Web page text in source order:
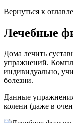
Вернуться к
Лечебные
Дома лечить
упражнений.
индивидуально,
болезни.
Данные
колени (даже в